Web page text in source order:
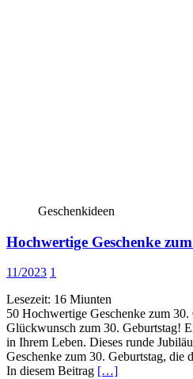
Geschenkideen
Hochwertige Geschenke
11/2023 1
Lesezeit: 16 Miunten
50 Hochwertige Geschenke zum
Glückwunsch zum 30. Geburtstag!
in Ihrem Leben. Dieses runde
Geschenke zum 30. Geburtstag, die
In diesem Beitrag […]